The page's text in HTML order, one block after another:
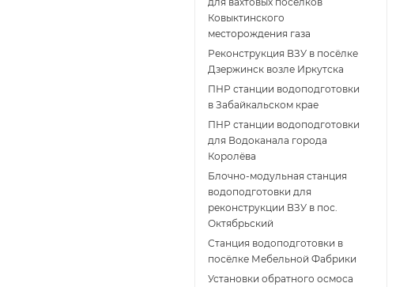
Ковыктинского
месторождения газа
Реконструкция ВЗУ в посёлке
Дзержинск возле Иркутска
ПНР станции водоподготовки
в Забайкальском крае
ПНР станции водоподготовки
для Водоканала города
Королёва
Блочно-модульная станция
водоподготовки для
реконструкции ВЗУ в пос.
Октябрьский
Станция водоподготовки в
посёлке Мебельной Фабрики
Установки обратного осмоса